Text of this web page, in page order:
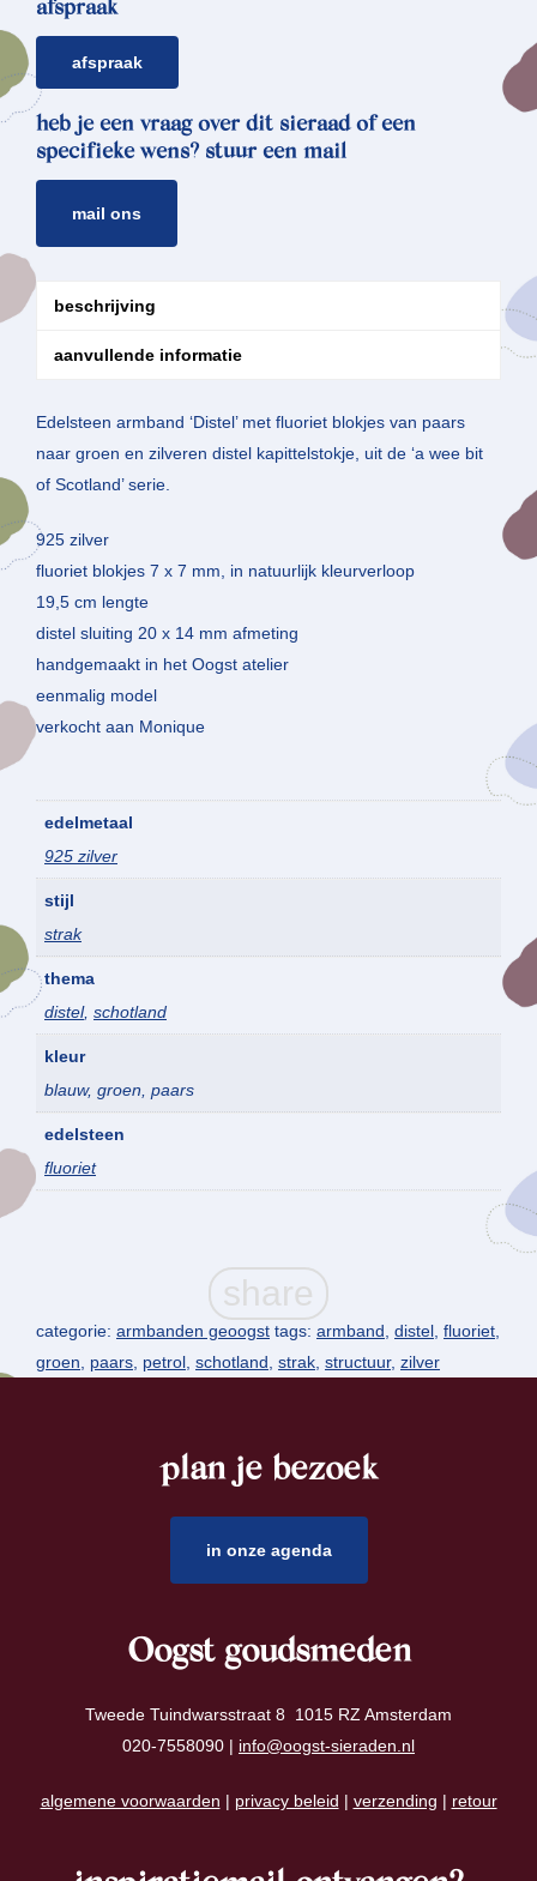
afspraak
afspraak
heb je een vraag over dit sieraad of een
specifieke wens? stuur een mail
mail ons
beschrijving
aanvullende informatie
Edelsteen armband ‘Distel’ met fluoriet blokjes van paars
naar groen en zilveren distel kapittelstokje, uit de ‘a wee bit
of Scotland’ serie.
925 zilver
fluoriet blokjes 7 x 7 mm, in natuurlijk kleurverloop
19,5 cm lengte
distel sluiting 20 x 14 mm afmeting
handgemaakt in het Oogst atelier
eenmalig model
verkocht aan Monique
edelmetaal
925 zilver
stijl
strak
thema
distel, schotland
kleur
blauw, groen, paars
edelsteen
fluoriet
categorie: armbanden geoogst tags: armband distel fluoriet
groen
paars petrol schotland strak structuur, zilver
plan je bezoek
in onze agenda
Oogst goudsmeden
Tweede Tuindwarsstraat 8 1015 RZ Amsterdam
020-7558090 | info@oogst-sieraden.nl
algemene voorwaarden | privacy beleid | verzending | retour